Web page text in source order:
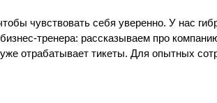
чувствовать себя уверенно. У нас
тренера: рассказываем про
отрабатывает тикеты. Для опытных